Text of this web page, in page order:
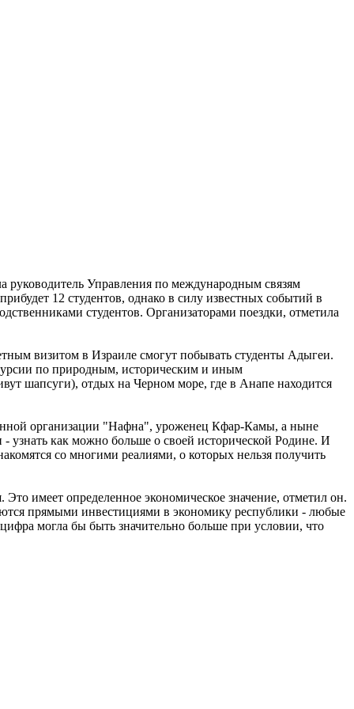
Управления по международным связям
12 студентов, однако в силу известных событий в
студентов. Организаторами поездки, отметила
визитом в Израиле смогут побывать студенты Адыгеи.
по природным, историческим и иным
шапсуги), отдых на Черном море, где в Анапе находится
организации "Нафна", уроженец Кфар-Камы, а ныне
узнать как можно больше о своей исторической Родине. И
со многими реалиями, о которых нельзя получить
имеет определенное экономическое значение, отметил он.
прямыми инвестициями в экономику республики - любые
могла бы быть значительно больше при условии, что